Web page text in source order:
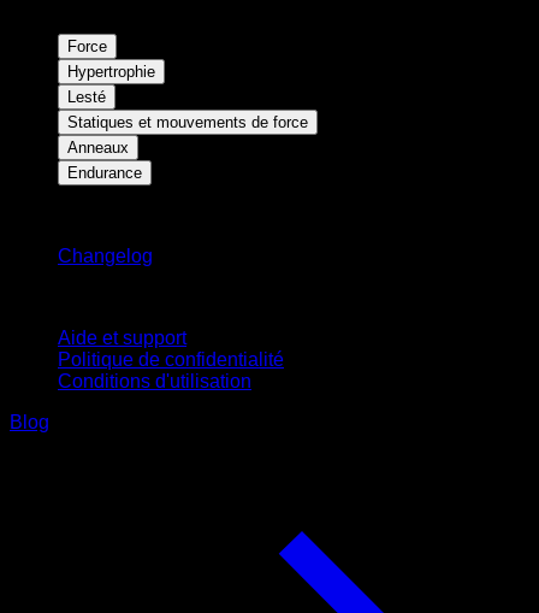
Force
Hypertrophie
Lesté
Statiques et mouvements de force
Anneaux
Endurance
Changelog
Aide et support
Politique de confidentialité
Conditions d'utilisation
Blog